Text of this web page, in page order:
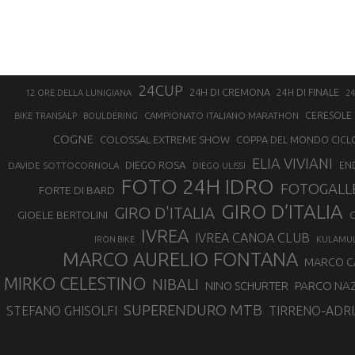
12 ORE DELLA LUNIGIANA 24CUP 24H DI CREMONA 24H DI FINALE
BIKE TRANSALP BOULDERING CAMPIONATO ITALIANO MARATHON CERESOLE
COGNE COLOSSAL EXTREME SHOW COPPA DEL MONDO
DAVIDE SOTTOCORNOLA DIEGO ROSA DIEGO ULISSI ELIA VIVIANI
FORTE DI BARD FOTO 24H IDRO
GIOELE BERTOLINI GIRO D'ITALIA GIRO D’ITALIA
IRON BIKE IVREA IVREA CANOA CLUB
MARCO AURELIO FONTANA MARCO
MIRKO CELESTINO NIBALI NINO SCHURTER PARCO
STEFANO GHISOLFI SUPERENDURO MTB TIRRENO-